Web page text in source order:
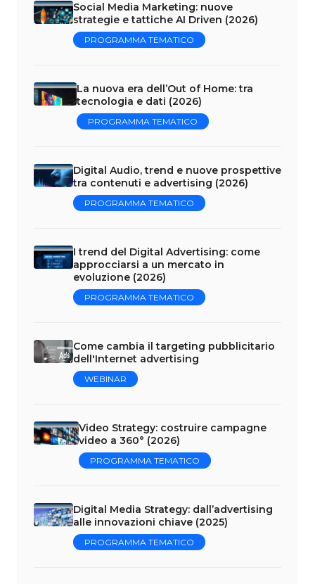
Social Media Marketing: nuove
strategie e tattiche AI Driven (2026)
PROGRAMMA TEMATICO
La nuova era dell’Out of Home: tra
tecnologia e dati (2026)
PROGRAMMA TEMATICO
Digital Audio, trend e nuove prospettive
tra contenuti e advertising (2026)
PROGRAMMA TEMATICO
I trend del Digital Advertising: come
approcciarsi a un mercato in
evoluzione (2026)
PROGRAMMA TEMATICO
Come cambia il targeting pubblicitario
dell'Internet advertising
WEBINAR
Video Strategy: costruire campagne
video a 360° (2026)
PROGRAMMA TEMATICO
Digital Media Strategy: dall’advertising
alle innovazioni chiave (2025)
PROGRAMMA TEMATICO